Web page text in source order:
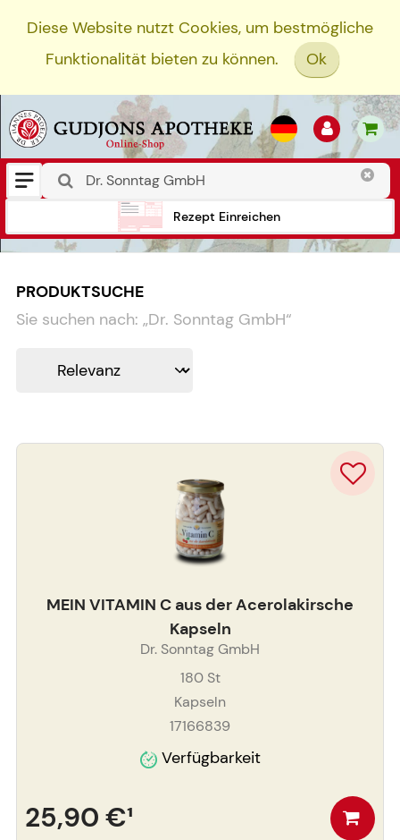
Diese Website nutzt Cookies, um bestmögliche
Funktionalität bieten zu können.
Ok
Rezept Einreichen
PRODUKTSUCHE
Sie suchen nach: „Dr. Sonntag GmbH“
MEIN VITAMIN C aus der Acerolakirsche
Kapseln
Dr. Sonntag GmbH
180St
Kapseln
17166839
Verfügbarkeit
25,90 €¹